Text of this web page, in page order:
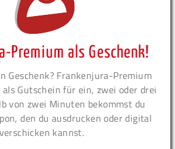
Premium als Geschenk!
Geschenk? Frankenjura-Premium
Gutschein für ein, zwei oder drei
von zwei Minuten bekommst du
den du ausdrucken oder digital
verschicken kannst.